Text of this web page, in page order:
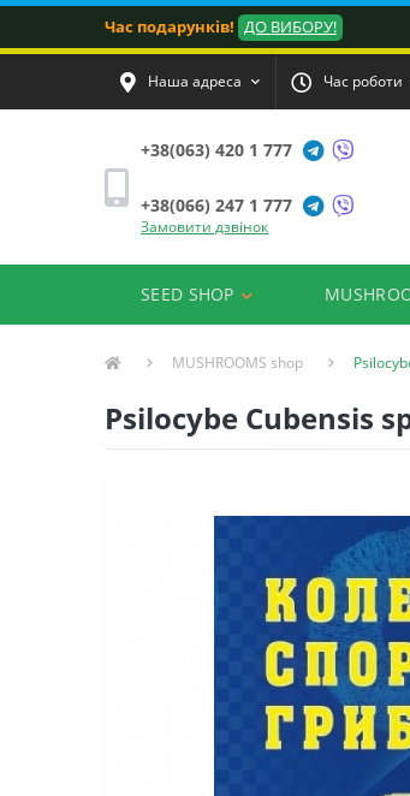
Час подарунків! ДО ВИБОРУ!
Наша адреса Час роботи
+38(063) 420 1 777
+38(066) 247 1 777
Замовити дзвінок
SEED SHOP
MUSHROOMS shop
Psilocybe Cubensis